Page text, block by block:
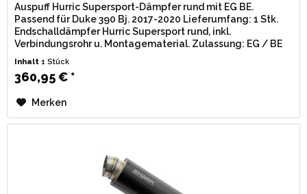
Auspuff Hurric Supersport-Dämpfer rund mit EG BE.
Passend für Duke 390 Bj. 2017-2020 Lieferumfang: 1 Stk.
Endschalldämpfer Hurric Supersport rund, inkl.
Verbindungsrohr u. Montagematerial. Zulassung: EG / BE
Inhalt1 Stück
360,95 € *
Merken